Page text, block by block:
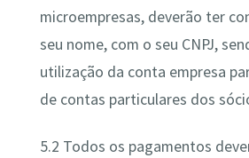
microempresas, deverão ter
seu nome, com o seu CNPJ,
utilização da conta empresa
de contas particulares dos
5.2 Todos os pagamentos